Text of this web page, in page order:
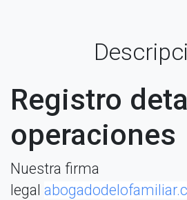
Registro
operaciones
Nuestra firma
legal